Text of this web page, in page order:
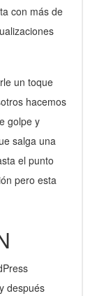
con más de
un toque
hacemos
golpe y
salga una
el punto
pero esta
después